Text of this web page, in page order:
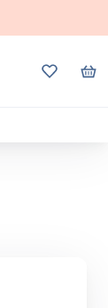
Mes